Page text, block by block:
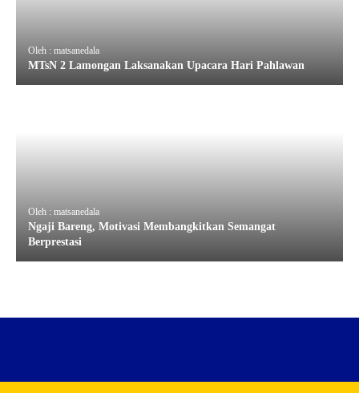
Oleh : matsanedala
MTsN 2 Lamongan Laksanakan Upacara Hari Pahlawan
Oleh : matsanedala
Ngaji Bareng, Motivasi Membangkitkan Semangat
Berprestasi